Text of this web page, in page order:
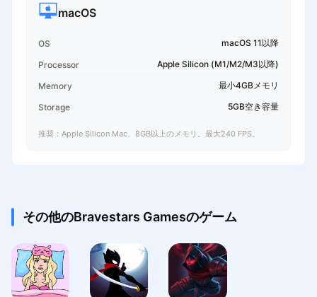
macOS
OS macOS 11以降
Processor Apple Silicon (M1/M2/M3以降)
Memory 最小4GBメモリ
Storage 5GB空き容量
推奨：Apple Silicon Mac、8GB以上のメモリ。最大240 FPS。
その他のBravestars Gamesのゲーム